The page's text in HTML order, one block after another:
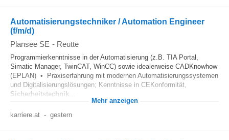
Automatisierungstechniker / Automation Engineer
(f/m/d)
Plansee SE - Reutte
Programmierkenntnisse in der Automatisierung (z.B. TIA Portal,
Simatic Manager, TwinCAT, WinCC) sowie idealerweise CADKnowhow
(EPLAN) • Praxiserfahrung mit modernen Automatisierungssystemen
und Digitalisierungslösungen; Kenntnisse in CEKonformität,
Sicherheitstechnik
Mehr anzeigen
karriere.at - gestern